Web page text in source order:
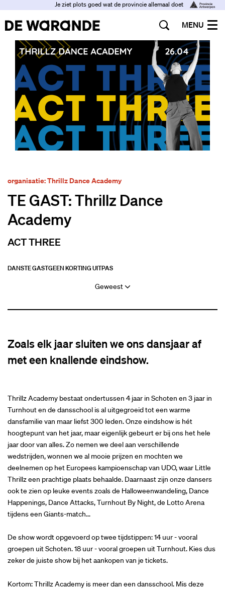
Je ziet plots goed wat de provincie allemaal doet
MENU
TE GAST: Thrillz Dance
Academy
ACT THREE
organisatie: Thrillz Dance Academy
DANSTE GASTGEEN KORTING UITPAS
Geweest
Zoals elk jaar sluiten we ons dansjaar af
met een knallende eindshow.
Thrillz Academy bestaat ondertussen 4 jaar in Schoten en 3 jaar in
Turnhout en de dansschool is al uitgegroeid tot een warme
dansfamilie van maar liefst 300 leden. Onze eindshow is hét
hoogtepunt van het jaar, maar eigenlijk gebeurt er bij ons het hele
jaar door van alles. Zo nemen we deel aan verschillende
wedstrijden, wonnen we al mooie prijzen en mochten we
deelnemen op het Europees kampioenschap van UDO, waar Little
Thrillz een prachtige plaats behaalde. Daarnaast zijn onze dansers
ook te zien op leuke events zoals de Halloweenwandeling, Dance
Happenings, Dance Attacks, Turnhout By Night, de Lotto Arena
tijdens een Giants-match...
De show wordt opgevoerd op twee tijdstippen: 14 uur - vooral
groepen uit Schoten. 18 uur - vooral groepen uit Turnhout. Kies dus
zeker de juiste show bij het aankopen van je tickets.
Kortom: Thrillz Academy is meer dan een dansschool. Mis deze